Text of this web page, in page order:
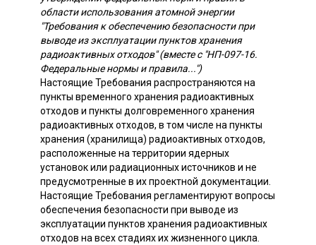
области использования атомной энергии
"Требования к обеспечению безопасности при
выводе из эксплуатации пунктов хранения
радиоактивных отходов" (вместе с "НП-097-16.
Федеральные нормы и правила...")
Настоящие Требования распространяются на
пункты временного хранения радиоактивных
отходов и пункты долговременного хранения
радиоактивных отходов, в том числе на пункты
хранения (хранилища) радиоактивных отходов,
расположенные на территории ядерных
установок или радиационных источников и не
предусмотренные в их проектной документации.
Настоящие Требования регламентируют вопросы
обеспечения безопасности при выводе из
эксплуатации пунктов хранения радиоактивных
отходов на всех стадиях их жизненного цикла.